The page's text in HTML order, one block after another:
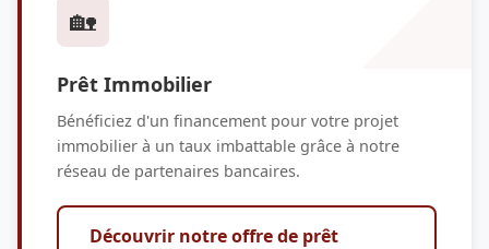
🏡
Prêt Immobilier
Bénéficiez d'un financement pour votre projet
immobilier à un taux imbattable grâce à notre
réseau de partenaires bancaires.
Découvrir notre offre de prêt